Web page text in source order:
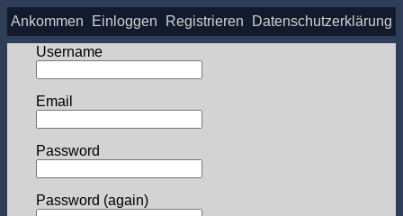
Ankommen Einloggen Registrieren
Datenschutzerklärung
Username
Email
Password
Password (again)